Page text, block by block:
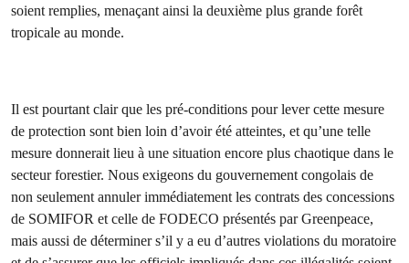
soient remplies, menaçant ainsi la deuxième plus grande forêt
tropicale au monde.
Il est pourtant clair que les pré-conditions pour lever cette mesure
de protection sont bien loin d’avoir été atteintes, et qu’une telle
mesure donnerait lieu à une situation encore plus chaotique dans le
secteur forestier. Nous exigeons du gouvernement congolais de
non seulement annuler immédiatement les contrats des concessions
de SOMIFOR et celle de FODECO présentés par Greenpeace,
mais aussi de déterminer s’il y a eu d’autres violations du moratoire